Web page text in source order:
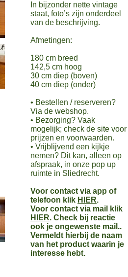
In bijzonder nette vintage
staat, foto’s zijn onderdeel
van de beschrijving.
Afmetingen:
180 cm breed
142,5 cm hoog
30 cm diep (boven)
40 cm diep (onder)
• Bestellen / reserveren?
Via de webshop.
• Bezorging? Vaak
mogelijk; check de site voor
prijzen en voorwaarden.
• Vrijblijvend een kijkje
nemen? Dit kan, alleen op
afspraak, in onze pop up
ruimte in Sliedrecht.
Voor contact via app of
telefoon klik HIER.
Voor contact via mail klik
HIER. Check bij reactie
ook je ongewenste mail..
Vermeldt hierbij de naam
van het product waarin je
interesse hebt.